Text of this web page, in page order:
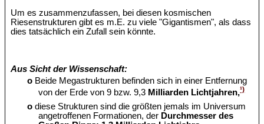
Um es zusammenzufassen, bei diesen kosmischen
Riesenstrukturen gibt es m.E. zu viele "Gigantismen", als dass
dies tatsächlich ein Zufall sein könnte.
Aus Sicht der Wissenschaft:
o Beide Megastrukturen befinden sich in einer Entfernung
von der Erde von 9 bzw. 9,3 Milliarden Lichtjahren,¹)
o diese Strukturen sind die größten jemals im Universum
angetroffenen Formationen, der Durchmesser des